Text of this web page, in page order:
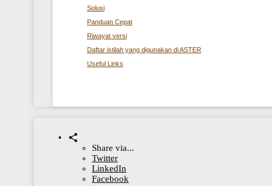
Solusi
Panduan Cepat
Riwayat versi
Daftar istilah yang digunakan di ASTER
Useful Links
Share via...
Twitter
LinkedIn
Facebook